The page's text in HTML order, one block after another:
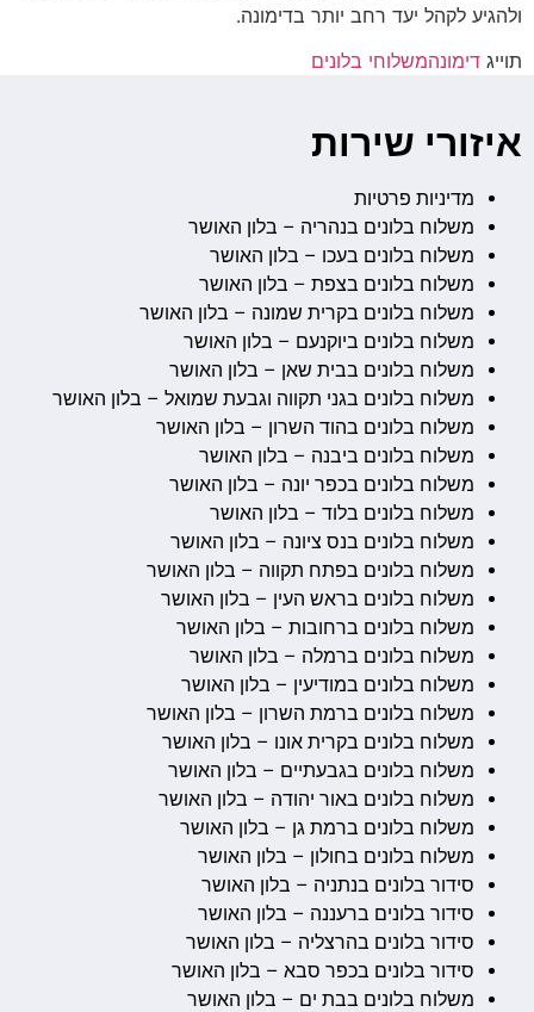
ולהגיע לקהל יעד רחב יותר בדימונה.
תוייג דימונהמשלוחי בלונים
איזורי שירות
מדיניות פרטיות
משלוח בלונים בנהריה – בלון האושר
משלוח בלונים בעכו – בלון האושר
משלוח בלונים בצפת – בלון האושר
משלוח בלונים בקרית שמונה – בלון האושר
משלוח בלונים ביוקנעם – בלון האושר
משלוח בלונים בבית שאן – בלון האושר
משלוח בלונים בגני תקווה וגבעת שמואל – בלון האושר
משלוח בלונים בהוד השרון – בלון האושר
משלוח בלונים ביבנה – בלון האושר
משלוח בלונים בכפר יונה – בלון האושר
משלוח בלונים בלוד – בלון האושר
משלוח בלונים בנס ציונה – בלון האושר
משלוח בלונים בפתח תקווה – בלון האושר
משלוח בלונים בראש העין – בלון האושר
משלוח בלונים ברחובות – בלון האושר
משלוח בלונים ברמלה – בלון האושר
משלוח בלונים במודיעין – בלון האושר
משלוח בלונים ברמת השרון – בלון האושר
משלוח בלונים בקרית אונו – בלון האושר
משלוח בלונים בגבעתיים – בלון האושר
משלוח בלונים באור יהודה – בלון האושר
משלוח בלונים ברמת גן – בלון האושר
משלוח בלונים בחולון – בלון האושר
סידור בלונים בנתניה – בלון האושר
סידור בלונים ברעננה – בלון האושר
סידור בלונים בהרצליה – בלון האושר
סידור בלונים בכפר סבא – בלון האושר
משלוח בלונים בבת ים – בלון האושר